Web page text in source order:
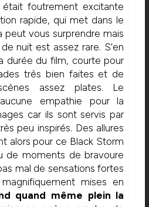
foutrement excitante
rapide, qui met dans le
peut vous surprendre mais
nuit est assez rare. S’en
durée du film, courte pour
très bien faites et de
assez plates. Le
empathie pour la
car ils sont servis par
peu inspirés. Des allures
alors pour ce Black Storm
de moments de bravoure
mal de sensations fortes
mises en
quand même plein la